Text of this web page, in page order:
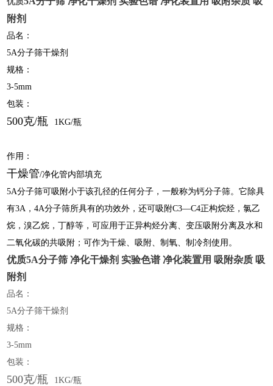
附剂
品名：
5A分子筛干燥剂
规格：
3-5mm
包装：
500克/瓶 1KG/瓶
作用：
干燥管/净化管内部填充
5A分子筛可吸附小于该孔径的任何分子，一般称为钙分子筛。它除具
有3A，4A分子筛所具有的功效外，还可吸附C3—C4正构烷烃，氯乙
烷，溴乙烷，丁醇等，可应用于正异构烃分离、变压吸附分离及水和
二氧化碳的共吸附；可作为干燥、吸附、制氧、制冷剂使用。
优质5A分子筛 净化干燥剂 实验色谱 净化装置用 吸附杂质 吸
附剂
品名：
5A分子筛干燥剂
规格：
3-5mm
包装：
500克/瓶 1KG/瓶